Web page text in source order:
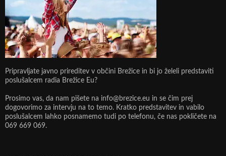
Pripravljate javno prireditev v občini Brežice in bi jo želeli predstaviti
poslušalcem radia Brežice Eu?
Prosimo vas, da nam pišete na info@brezice.eu in se čim prej
dogovorimo za intervju na to temo. Kratko predstavitev in vabilo
poslušalcem lahko posnamemo tudi po telefonu, če nas pokličete na
069 669 069.